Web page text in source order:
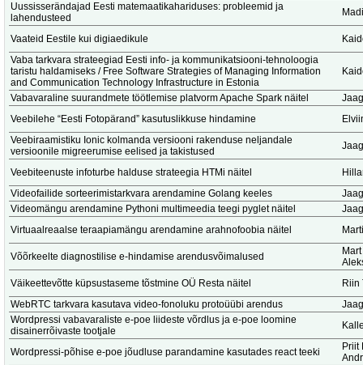
Uussisserändajad Eesti matemaatikahariduses: probleemid ja
lahendusteed
Vaateid Eestile kui digiaedikule
Vaba tarkvara strateegiad Eesti info- ja kommunikatsiooni-tehnoloogia
taristu haldamiseks / Free Software Strategies of Managing Information
and Communication Technology Infrastructure in Estonia
Vabavaraline suurandmete töötlemise platvorm Apache Spark näitel
Veebilehe “Eesti Fotopärand” kasutuslikkuse hindamine
Veebiraamistiku Ionic kolmanda versiooni rakenduse neljandale
versioonile migreerumise eelised ja takistused
Veebiteenuste infoturbe halduse strateegia HTMi näitel
Videofailide sorteerimistarkvara arendamine Golang keeles
Videomängu arendamine Pythoni multimeedia teegi pyglet näitel
Virtuaalreaalse teraapiamängu arendamine arahnofoobia näitel
Võõrkeelte diagnostilise e-hindamise arendusvõimalused
Väikeettevõtte küpsustaseme tõstmine OÜ Resta näitel
Riin
WebRTC tarkvara kasutava video-fonoluku protoüübi arendus
Wordpressi vabavaraliste e-poe liideste võrdlus ja e-poe loomine
disainerrõivaste tootjale
Wordpressi-põhise e-poe jõudluse parandamine kasutades react teeki
Priit